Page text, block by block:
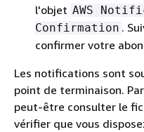
l'objet AWS
Confirmation .
confirmer votre
Les notifications sont
point de terminaison.
peut-être consulter le
vérifier que vous